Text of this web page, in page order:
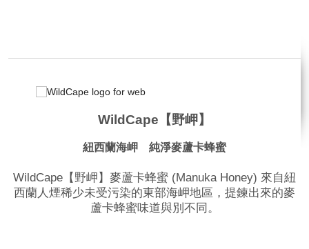
WildCape【野岬】
紐西蘭海岬 純淨麥蘆卡蜂蜜
WildCape【野岬】麥蘆卡蜂蜜 (Manuka Honey) 來自紐
西蘭人煙稀少未受污染的東部海岬地區，提鍊出來的麥
蘆卡蜂蜜味道與別不同。